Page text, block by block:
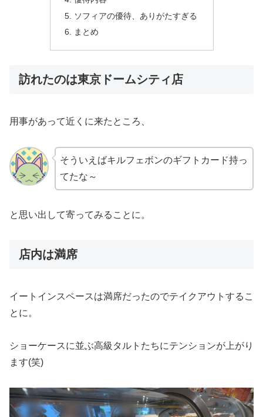
ソフィアの優待、ありがたすぎる
まとめ
訪れたのは東京ドームシティ店
用事があって近くに来たところ、
そういえばキルフェボンのギフトカード持っ
てたな～
と思い出して寄ってみることに。
店内は満席
イートインスペースは満席だったのでテイクアウトするこ
とに。
ショーケースに並ぶ高級タルトたちにテンションが上がり
ます(笑)